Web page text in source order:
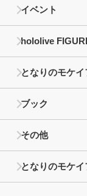
イベント
hololive
となりのモケイ
ブック
その他
となりのモケイ